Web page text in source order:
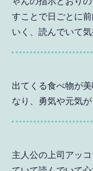
すことで日ごとに
いく、読んでいて気
出てくる食べ物が
なり、勇気や元気が
主人公の上司アッ